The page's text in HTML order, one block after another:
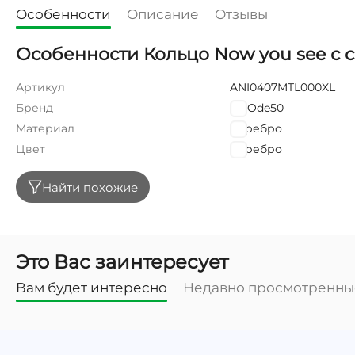
Особенности Описание Отзывы
Особенности Кольцо Now you see с
Артикул
ANI0407MTL000XL
Бренд
UNOde50
Материал
Серебро
Цвет
Серебро
Найти похожие
Это Вас заинтересует
Вам будет интересно Недавно